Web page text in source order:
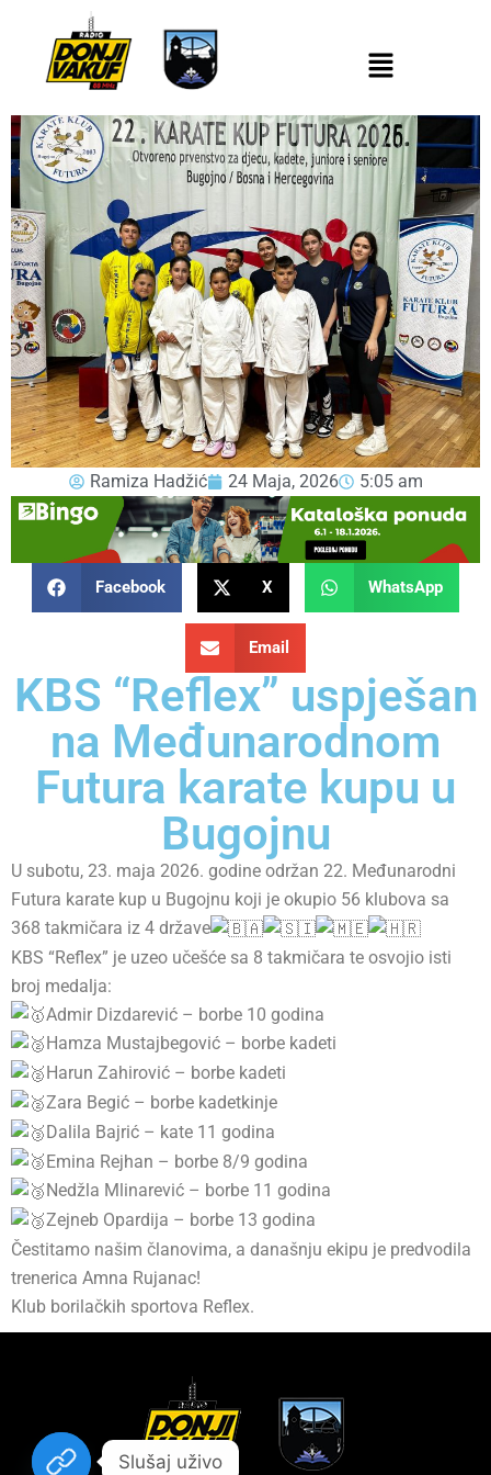
Ramiza Hadžić 24 Maja, 2026 5:05 am
Facebook X WhatsApp
Email
KBS “Reflex” uspješan
na Međunarodnom
Futura karate kupu u
Bugojnu
U subotu, 23. maja 2026. godine održan 22. Međunarodni
Futura karate kup u Bugojnu koji je okupio 56 klubova sa
368 takmičara iz 4 države
KBS “Reflex” je uzeo učešće sa 8 takmičara te osvojio isti
broj medalja:
Admir Dizdarević – borbe 10 godina
Hamza Mustajbegović – borbe kadeti
Harun Zahirović – borbe kadeti
Zara Begić – borbe kadetkinje
Dalila Bajrić – kate 11 godina
Emina Rejhan – borbe 8/9 godina
Nedžla Mlinarević – borbe 11 godina
Zejneb Opardija – borbe 13 godina
Čestitamo našim članovima, a današnju ekipu je predvodila
trenerica Amna Rujanac!
Klub borilačkih sportova Reflex.
Slušaj uživo